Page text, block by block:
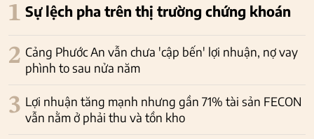
1 Sự lệch pha trên thị trường chứng khoán
2 Cảng Phước An vẫn chưa 'cập bến' lợi nhuận, nợ vay
phình to sau nửa năm
3 Lợi nhuận tăng mạnh nhưng gần 71% tài sản FECON
vẫn nằm ở phải thu và tồn kho